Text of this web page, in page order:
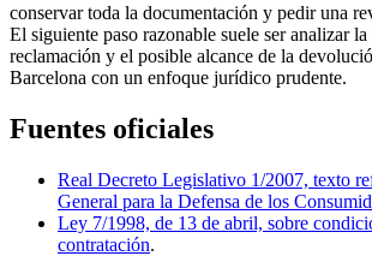
conservar toda la documentación y pedir una
El siguiente paso razonable suele ser analizar
reclamación y el posible alcance de la
Barcelona con un enfoque jurídico prudente.
Fuentes oficiales
Real Decreto Legislativo 1/2007, texto
General para la Defensa de los
Ley 7/1998, de 13 de abril, sobre
contratación.